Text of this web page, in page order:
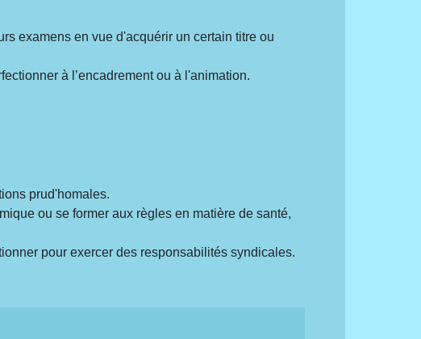
examens en vue d'acquérir un certain titre ou
à l’encadrement ou à l'animation.
prud'homales.
ou se former aux règles en matière de santé,
pour exercer des responsabilités syndicales.